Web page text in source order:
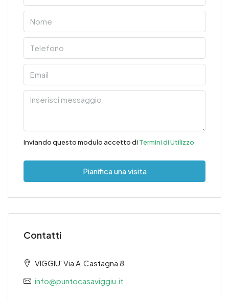
Inviando questo modulo accetto di Termini di Utilizzo
Pianifica una visita
Contatti
VIGGIU' Via A.Castagna 8
info@puntocasaviggiu.it